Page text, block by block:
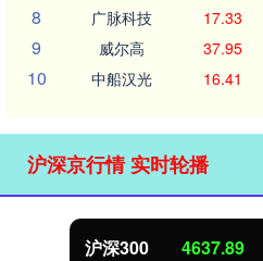
8 广脉科技 17.33
9 威尔高 37.95
10 中船汉光 16.41
沪深京行情 实时轮播
北证50